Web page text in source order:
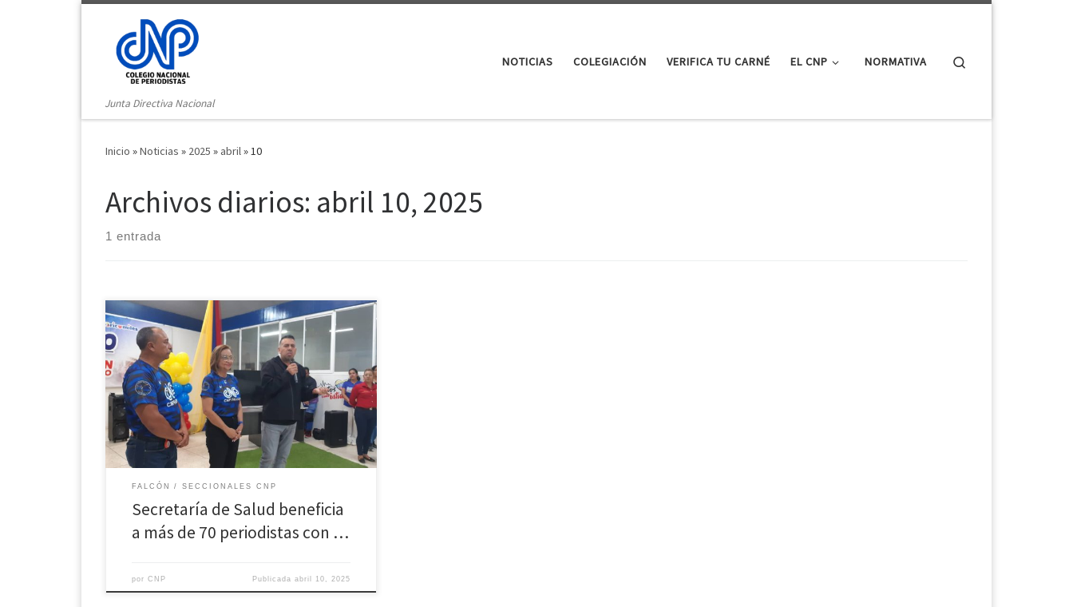
Junta Directiva Nacional
NOTICIAS COLEGIACIÓN VERIFICA TU CARNÉ EL CNP NORMATIVA
Inicio »Noticias » 2025 » abril»10
Archivos diarios: abril 10, 2025
1 entrada
La Secretaría de Salud de Falcón realizó una jornada
médica dirigida a 72 periodistas, los cuales fueron
atendidos con diversos servicios especializados en
función de una mejor calidad de vida. La autoridad
única de Salud, Jean Carlo Sánchez, indicó que la
jornada se desarrolló con una cantidad de
atenciones importantes […]
FALCÓN SECCIONALES CNP
Secretaría de Salud beneficia
a más de 70 periodistas con …
por CNP Publicadaabril 10, 2025